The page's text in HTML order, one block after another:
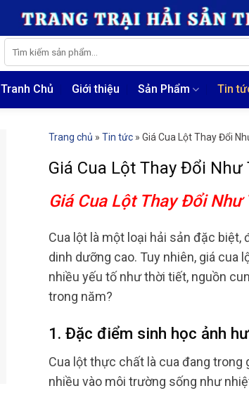
kiếm:
Tranh Chủ Giới thiệu Sản Phẩm Tin
Trang chủ » Tin tức » Giá Cua Lột Thay Đổi
Giá Cua Lột Thay Đổi Như
Giá Cua Lột Thay Đổi Như
Cua lột là một loại hải sản đặc
dinh dưỡng cao. Tuy nhiên, giá
nhiều yếu tố như thời tiết, nguồn
trong năm?
1. Đặc điểm sinh học ảnh
Cua lột thực chất là cua đang trong
nhiều vào môi trường sống như